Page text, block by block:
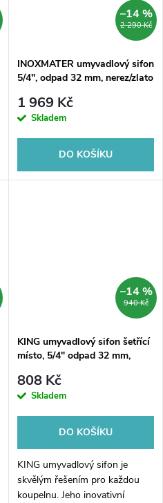
2 290 Kč
–14 %
INOXMATER umyvadlový sifon
5/4", odpad 32 mm, nerez/zlato
1 969 Kč
Skladem
DO KOŠÍKU
940 Kč
–14 %
KING umyvadlový sifon šetřící
místo, 5/4" odpad 32 mm,
808 Kč
Skladem
DO KOŠÍKU
KING umyvadlový sifon je
skvělým řešením pro každou
koupelnu. Jeho inovativní